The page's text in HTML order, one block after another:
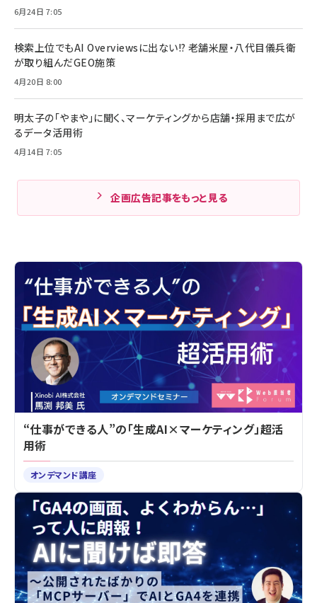
6月24日 7:05
検索上位でもAI Overviewsに出ない!? 老舗米屋・八代目儀兵衛
が取り組んだGEO施策
4月20日 8:00
明太子の「やまや」に聞く、マーケティングから店舗・採用まで広が
るデータ活用術
4月14日 7:05
企画広告記事をもっと見る
“仕事ができる人”の「生成AI×マーケティング」超活
用術
オンデマンド講座